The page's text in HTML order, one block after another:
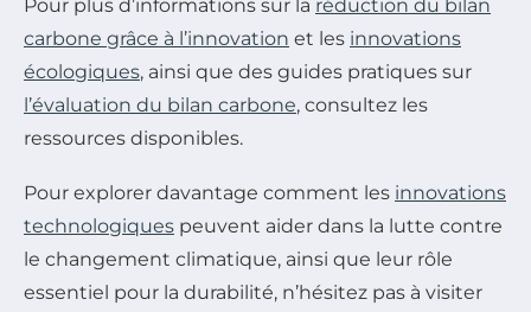
Pour plus d’informations sur la réduction du bilan
carbone grâce à l’innovation et les innovations
écologiques, ainsi que des guides pratiques sur
l’évaluation du bilan carbone, consultez les
ressources disponibles.
Pour explorer davantage comment les innovations
technologiques peuvent aider dans la lutte contre
le changement climatique, ainsi que leur rôle
essentiel pour la durabilité, n’hésitez pas à visiter